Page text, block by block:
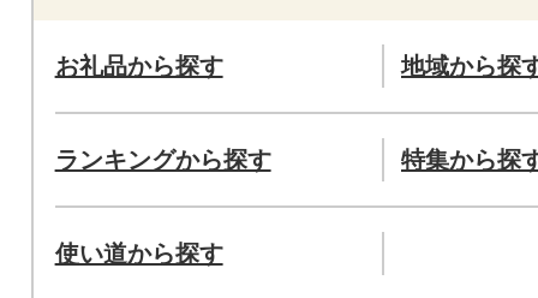
お礼品から探す 地域から探
ランキングから探す 特集から探
使い道から探す